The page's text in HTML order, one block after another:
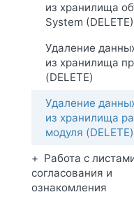
из хранилища
System (DELETE)
Удаление
из хранилища
(DELETE)
Удаление
из хранилища
модуля (DELETE)
Работа с
согласования и
ознакомления